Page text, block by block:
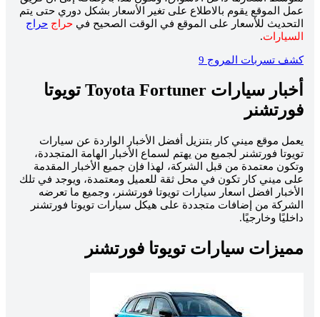
عمل الموقع يقوم بالاطلاع على تغير الأسعار بشكل دوري حتى يتم
التحديث للأسعار على الموقع في الوقت الصحيح في حراج حراج
السيارات.
كشف تسربات المروج 9
أخبار سيارات Toyota Fortuner تويوتا
فورتشنر
يعمل موقع ميني كار بتنزيل أفضل الأخبار الواردة عن سيارات
تويوتا فورتشنر لجميع من يهتم لسماع الأخبار الهامة المتجددة،
وتكون معتمدة من قبل الشركة، لهذا فإن جميع الأخبار المقدمة
على ميني كار تكون في محل ثقة للعميل ومعتمدة، ويوجد في تلك
الأخبار افضل اسعار سيارات تويوتا فورتشنر، وجميع ما تعرضه
الشركة من إضافات متجددة على هيكل سيارات تويوتا فورتشنر
داخليًا وخارجيًا.
مميزات سيارات تويوتا فورتشنر